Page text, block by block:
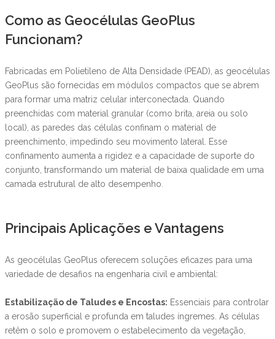
Como as Geocélulas GeoPlus
Funcionam?
Fabricadas em Polietileno de Alta Densidade (PEAD), as geocélulas
GeoPlus são fornecidas em módulos compactos que se abrem
para formar uma matriz celular interconectada. Quando
preenchidas com material granular (como brita, areia ou solo
local), as paredes das células confinam o material de
preenchimento, impedindo seu movimento lateral. Esse
confinamento aumenta a rigidez e a capacidade de suporte do
conjunto, transformando um material de baixa qualidade em uma
camada estrutural de alto desempenho.
Principais Aplicações e Vantagens
As geocélulas GeoPlus oferecem soluções eficazes para uma
variedade de desafios na engenharia civil e ambiental:
Estabilização de Taludes e Encostas: Essenciais para controlar
a erosão superficial e profunda em taludes íngremes. As células
retêm o solo e promovem o estabelecimento da vegetação,